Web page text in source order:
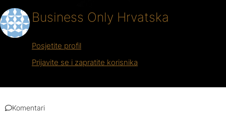
Business Only Hrvatska
Posjetite profil
Prijavite se i zapratite korisnika
Komentari